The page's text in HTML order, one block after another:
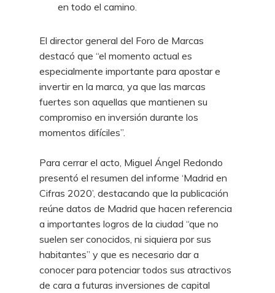
en todo el camino.
El director general del Foro de Marcas
destacó que “el momento actual es
especialmente importante para apostar e
invertir en la marca, ya que las marcas
fuertes son aquellas que mantienen su
compromiso en inversión durante los
momentos difíciles”.
Para cerrar el acto, Miguel Ángel Redondo
presentó el resumen del informe ‘Madrid en
Cifras 2020’, destacando que la publicación
reúne datos de Madrid que hacen referencia
a importantes logros de la ciudad “que no
suelen ser conocidos, ni siquiera por sus
habitantes” y que es necesario dar a
conocer para potenciar todos sus atractivos
de cara a futuras inversiones de capital